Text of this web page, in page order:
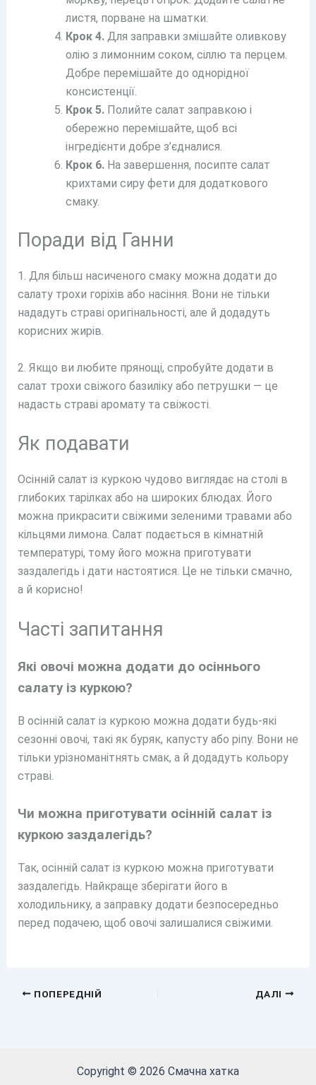
листя, порване на шматки.
Крок 4.Для заправки змішайте оливкову
олію з лимонним соком, сіллю та перцем.
Добре перемішайте до однорідної
консистенції.
Крок 5.Полийте салат заправкою і
обережно перемішайте, щоб всі
інгредієнти добре з’єдналися.
Крок 6.На завершення, посипте салат
крихтами сиру фети для додаткового
смаку.
Поради від Ганни
1. Для більш насиченого смаку можна додати до
салату трохи горіхів або насіння. Вони не тільки
нададуть страві оригінальності, але й додадуть
корисних жирів.
2. Якщо ви любите прянощі, спробуйте додати в
салат трохи свіжого базиліку або петрушки — це
надасть страві аромату та свіжості.
Як подавати
Осінній салат із куркою чудово виглядає на столі в
глибоких тарілках або на широких блюдах. Його
можна прикрасити свіжими зеленими травами або
кільцями лимона. Салат подається в кімнатній
температурі, тому його можна приготувати
заздалегідь і дати настоятися. Це не тільки смачно,
а й корисно!
Часті запитання
Які овочі можна додати до осіннього
салату із куркою?
В осінній салат із куркою можна додати будь-які
сезонні овочі, такі як буряк, капусту або ріпу. Вони не
тільки урізноманітнять смак, а й додадуть кольору
страві.
Чи можна приготувати осінній салат із
куркою заздалегідь?
Так, осінній салат із куркою можна приготувати
заздалегідь. Найкраще зберігати його в
холодильнику, а заправку додати безпосередньо
перед подачею, щоб овочі залишалися свіжими.
ПОПЕРЕДНІЙ ДАЛІ
Copyright © 2026 Смачна хатка